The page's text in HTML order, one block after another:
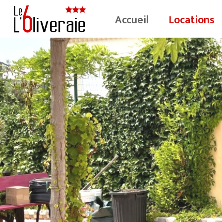
Accueil Locations